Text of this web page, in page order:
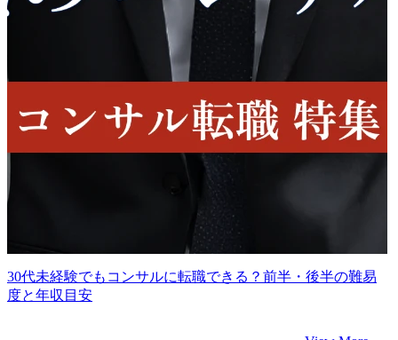
30代未経験でもコンサルに転職できる？前半・後半の難易
度と年収目安